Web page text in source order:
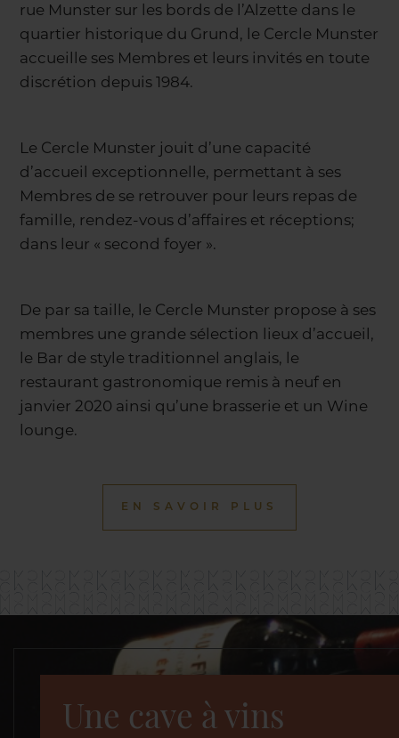
rue Munster sur les bords de l’Alzette dans le
quartier historique du Grund, le Cercle Munster
accueille ses Membres et leurs invités en toute
discrétion depuis 1984.
Le Cercle Munster jouit d’une capacité
d’accueil exceptionnelle, permettant à ses
Membres de se retrouver pour leurs repas de
famille, rendez-vous d’affaires et réceptions;
dans leur « second foyer ».
De par sa taille, le Cercle Munster propose à ses
membres une grande sélection lieux d’accueil,
le Bar de style traditionnel anglais, le
restaurant gastronomique remis à neuf en
janvier 2020 ainsi qu’une brasserie et un Wine
lounge.
EN SAVOIR PLUS
Une cave à vins